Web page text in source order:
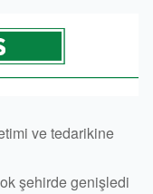
ve tedarikine
şehirde genişledi